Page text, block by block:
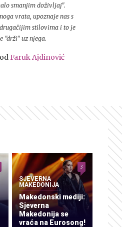
smanjim doživljaj".
vrata, upoznaje nas s
stilovima i to je
"drži" uz njega.
Faruk Ajdinović
SJEVERNA
MAKEDONIJA
Makedonski mediji:
Sjeverna
Makedonija se
vraća na Eurosong!
3